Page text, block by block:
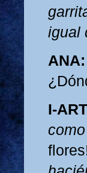
igual
ANA:
I-